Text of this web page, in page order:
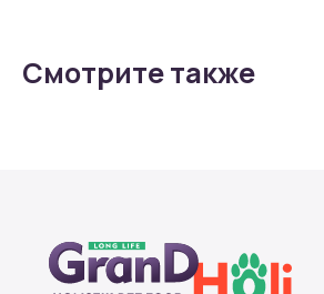
Смотрите также